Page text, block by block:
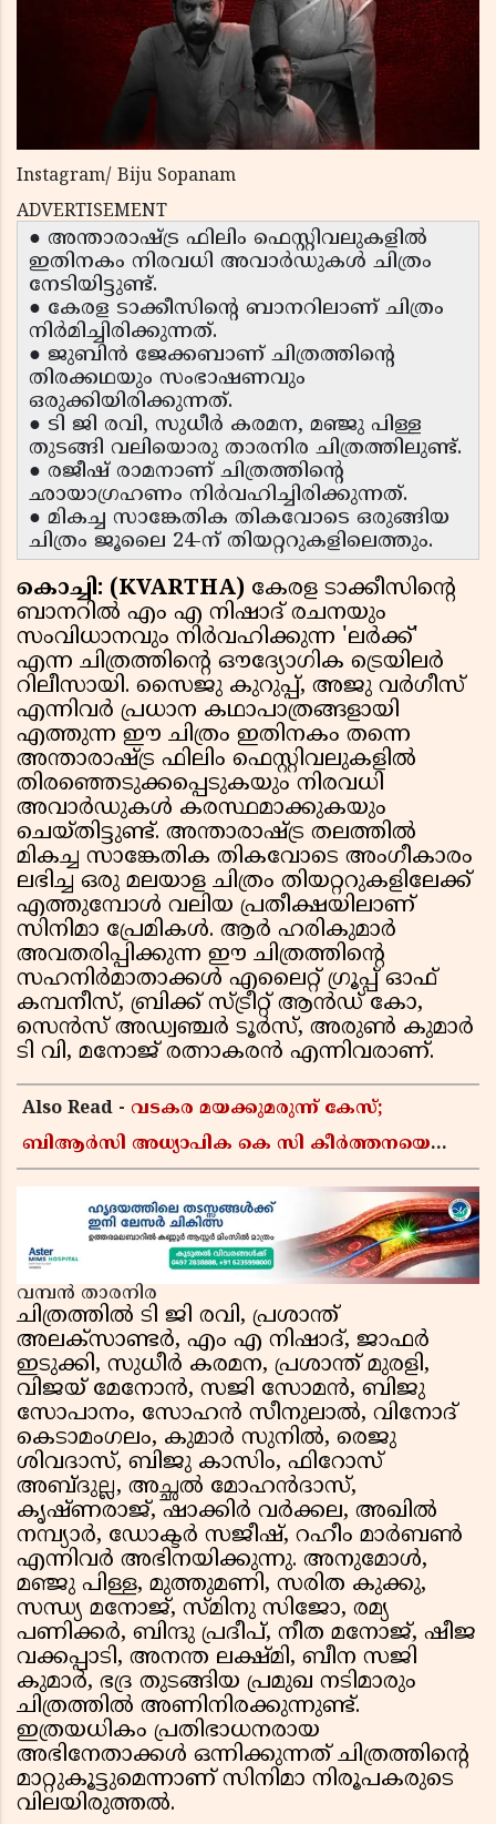
Instagram/ Biju Sopanam
ADVERTISEMENT
● അന്താരാഷ്ട്ര ഫിലിം ഫെസ്റ്റിവലുകളിൽ
ഇതിനകം നിരവധി അവാർഡുകൾ ചിത്രം
നേടിയിട്ടുണ്ട്.
● കേരള ടാക്കീസിൻ്റെ ബാനറിലാണ് ചിത്രം
നിർമിച്ചിരിക്കുന്നത്.
● ജുബിൻ ജേക്കബാണ് ചിത്രത്തിൻ്റെ
തിരക്കഥയും സംഭാഷണവും
ഒരുക്കിയിരിക്കുന്നത്.
● ടി ജി രവി, സുധീർ കരമന, മഞ്ജു പിള്ള
തുടങ്ങി വലിയൊരു താരനിര ചിത്രത്തിലുണ്ട്.
● രജീഷ് രാമനാണ് ചിത്രത്തിൻ്റെ
ഛായാഗ്രഹണം നിർവഹിച്ചിരിക്കുന്നത്.
● മികച്ച സാങ്കേതിക തികവോടെ ഒരുങ്ങിയ
ചിത്രം ജൂലൈ 24-ന് തിയറ്ററുകളിലെത്തും.
കൊച്ചി: (KVARTHA) കേരള ടാക്കീസിൻ്റെ
ബാനറിൽ എം എ നിഷാദ് രചനയും
സംവിധാനവും നിർവഹിക്കുന്ന 'ലർക്ക്'
എന്ന ചിത്രത്തിൻ്റെ ഔദ്യോഗിക ട്രെയിലർ
റിലീസായി. സൈജു കുറുപ്പ്, അജു വർഗീസ്
എന്നിവർ പ്രധാന കഥാപാത്രങ്ങളായി
എത്തുന്ന ഈ ചിത്രം ഇതിനകം തന്നെ
അന്താരാഷ്ട്ര ഫിലിം ഫെസ്റ്റിവലുകളിൽ
തിരഞ്ഞെടുക്കപ്പെടുകയും നിരവധി
അവാർഡുകൾ കരസ്ഥമാക്കുകയും
ചെയ്തിട്ടുണ്ട്. അന്താരാഷ്ട്ര തലത്തിൽ
മികച്ച സാങ്കേതിക തികവോടെ അംഗീകാരം
ലഭിച്ച ഒരു മലയാള ചിത്രം തിയറ്ററുകളിലേക്ക്
എത്തുമ്പോൾ വലിയ പ്രതീക്ഷയിലാണ്
സിനിമാ പ്രേമികൾ. ആർ ഹരികുമാർ
അവതരിപ്പിക്കുന്ന ഈ ചിത്രത്തിൻ്റെ
സഹനിർമാതാക്കൾ എലൈറ്റ് ഗ്രൂപ്പ് ഓഫ്
കമ്പനീസ്, ബ്രിക്ക് സ്ട്രീറ്റ് ആൻഡ് കോ,
സെൻസ് അഡ്വഞ്ചർ ടൂർസ്, അരുൺ കുമാർ
ടി വി, മനോജ് രത്നാകരൻ എന്നിവരാണ്.
Also Read - വടകര മയക്കുമരുന്ന് കേസ്;
ബിആർസി അധ്യാപിക കെ സി കീർത്തനയെ
വമ്പൻ താരനിര
ചിത്രത്തിൽ ടി ജി രവി, പ്രശാന്ത്
അലക്സാണ്ടർ, എം എ നിഷാദ്, ജാഫർ
ഇടുക്കി, സുധീർ കരമന, പ്രശാന്ത് മുരളി,
വിജയ് മേനോൻ, സജി സോമൻ, ബിജു
സോപാനം, സോഹൻ സീനുലാൽ, വിനോദ്
കെടാമംഗലം, കുമാർ സുനിൽ, രെജു
ശിവദാസ്, ബിജു കാസിം, ഫിറോസ്
അബ്ദുല്ല, അച്ഛൽ മോഹൻദാസ്,
കൃഷ്ണരാജ്, ഷാക്കിർ വർക്കല, അഖിൽ
നമ്പ്യാർ, ഡോക്ടർ സജീഷ്, റഹീം മാർബൺ
എന്നിവർ അഭിനയിക്കുന്നു. അനുമോൾ,
മഞ്ജു പിള്ള, മുത്തുമണി, സരിത കുക്കു,
സന്ധ്യ മനോജ്, സ്മിനു സിജോ, രമ്യ
പണിക്കർ, ബിന്ദു പ്രദീപ്, നീത മനോജ്, ഷീജ
വക്കപ്പാടി, അനന്ത ലക്ഷ്മി, ബീന സജി
കുമാർ, ഭദ്ര തുടങ്ങിയ പ്രമുഖ നടിമാരും
ചിത്രത്തിൽ അണിനിരക്കുന്നുണ്ട്.
ഇത്രയധികം പ്രതിഭാധനരായ
അഭിനേതാക്കൾ ഒന്നിക്കുന്നത് ചിത്രത്തിൻ്റെ
മാറ്റുകൂട്ടുമെന്നാണ് സിനിമാ നിരൂപകരുടെ
വിലയിരുത്തൽ.